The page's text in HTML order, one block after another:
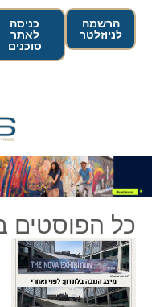
הרשמה
לניוזלטר
כניסה
לאתר
סוכנים
כל הפוסטים